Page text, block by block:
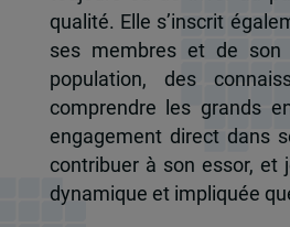
qualité. Elle s’inscrit
ses membres et de son
population, des
comprendre les grands
engagement direct dans
contribuer à son essor, et
dynamique et impliquée